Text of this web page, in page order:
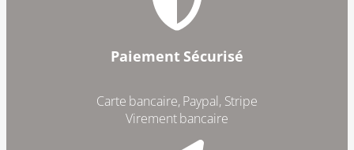
Paiement Sécurisé
Carte bancaire, Paypal, Stripe
Virement bancaire